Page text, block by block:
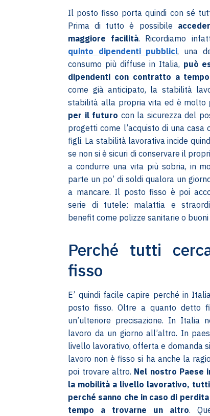
Il posto fisso porta quindi con sé
Prima di tutto è possibile
maggiore facilità. Ricordiamo
quinto dipendenti pubblici, una
consumo più diffuse in Italia, può
dipendenti con contratto a
come già anticipato, la stabilità
stabilità alla propria vita ed è molto
per il futuro con la sicurezza del
progetti come l’acquisto di una
figli. La stabilità lavorativa incide
se non si è sicuri di conservare il
a condurre una vita più sobria, in
parte un po’ di soldi qualora un
a mancare. Il posto fisso è poi
serie di tutele: malattia e
benefit come polizze sanitarie o
Perché tutti
fisso
E’ quindi facile capire perché in
posto fisso. Oltre a quanto detto
un’ulteriore precisazione. In Italia
lavoro da un giorno all’altro. In
livello lavorativo, offerta e domanda
lavoro non è fisso si ha anche la
poi trovare altro. Nel nostro Paese
la mobilità a livello lavorativo,
perché sanno che in caso di
tempo a trovarne un altro.